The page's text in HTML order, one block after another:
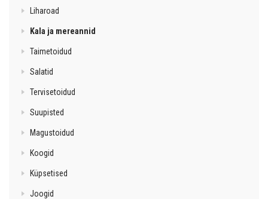
Liharoad
Kala ja mereannid
Taimetoidud
Salatid
Tervisetoidud
Suupisted
Magustoidud
Koogid
Küpsetised
Joogid